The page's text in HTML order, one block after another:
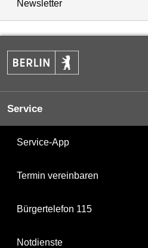
Newsletter
Service
Service-App
Termin vereinbaren
Bürgertelefon 115
Notdienste